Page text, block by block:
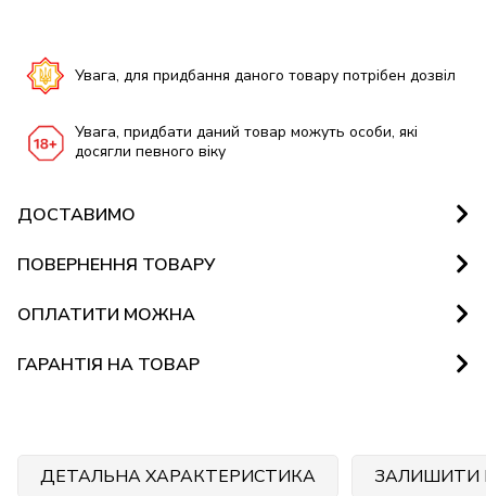
Увага, для придбання даного товару потрібен дозвіл
Увага, придбати даний товар можуть особи, які
досягли певного віку
ДОСТАВИМО
ПОВЕРНЕННЯ ТОВАРУ
ОПЛАТИТИ МОЖНА
ГАРАНТІЯ НА ТОВАР
ДЕТАЛЬНА ХАРАКТЕРИСТИКА ЗАЛИШИТИ